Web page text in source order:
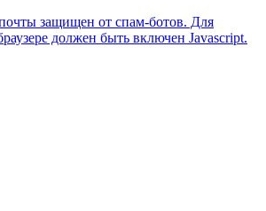
защищен от спам-ботов. Для
должен быть включен Javascript.